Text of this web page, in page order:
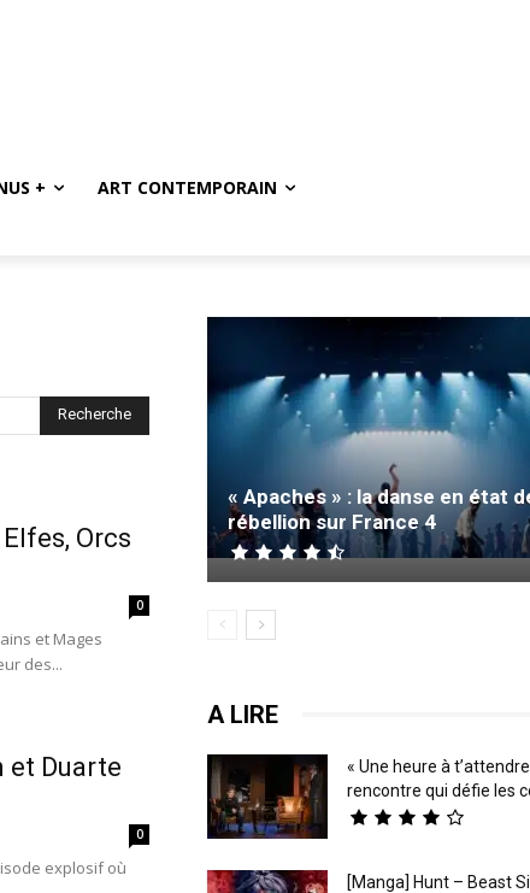
+ ART CONTEMPORAIN
Orcs
0
et Mages
des...
et Duarte
0
explosif où
« Apaches » : la danse en état
rébellion sur France 4
A LIRE
« Une heure à
rencontre qui défie les
[Manga] Hunt – Beast